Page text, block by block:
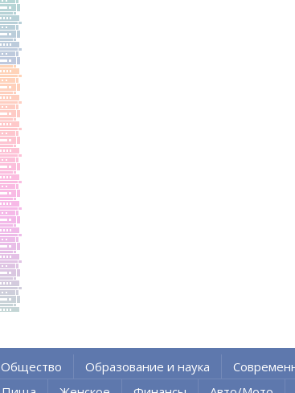
Общество Образование и наука